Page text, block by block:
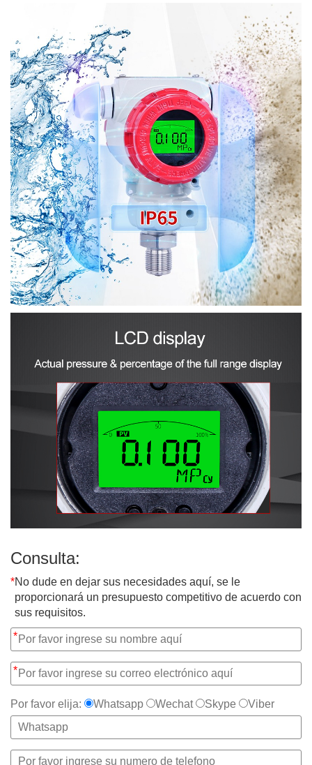
Consulta:
*No dude en dejar sus necesidades aquí, se le
proporcionará un presupuesto competitivo de acuerdo con
sus requisitos.
*
*
Por favor elija: Whatsapp Wechat Skype Viber